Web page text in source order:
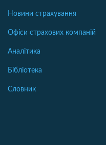
Новини страхування
Офіси страхових компаній
Аналітика
Бібліотека
Словник